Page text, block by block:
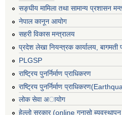
सङ्घीय मामिला तथा सामान्य प्रशासन
नेपाल कानून आयोग
सहरी विकास मन्त्रालय
प्रदेश लेखा नियन्त्रक कार्यालय, बागमती
PLGSP
राष्ट्रिय पुनर्निर्माण प्राधिकरण
राष्ट्रिय पुनर्निर्माण
लोक सेवा अायोग
हेल्लो सरकार (online गुनासो ब्यवस्थापन